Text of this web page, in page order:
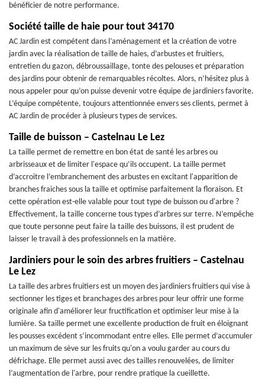
bénéficier de notre performance.
Société taille de haie pour tout 34170
AC Jardin est compétent dans l’aménagement et la création de votre
jardin avec la réalisation de taille de haies, d’arbustes et fruitiers,
entretien du gazon, débroussaillage, tonte des pelouses et préparation
des jardins pour obtenir de remarquables récoltes. Alors, n’hésitez plus à
nous appeler pour qu’on puisse devenir votre équipe de jardiniers favorite.
L’équipe compétente, toujours attentionnée envers ses clients, permet à
AC Jardin de procéder à plusieurs types de services.
Taille de buisson – Castelnau Le Lez
La taille permet de remettre en bon état de santé les arbres ou
arbrisseaux et de limiter l'espace qu’ils occupent. La taille permet
d’accroitre l’embranchement des arbustes en excitant l'apparition de
branches fraiches sous la taille et optimise parfaitement la floraison. Et
cette opération est-elle valable pour tout type de buisson ou d'arbre ?
Effectivement, la taille concerne tous types d’arbres sur terre. N’empêche
que toute personne peut faire la taille des buissons, il est prudent de
laisser le travail à des professionnels en la matière.
Jardiniers pour le soin des arbres fruitiers – Castelnau
Le Lez
La taille des arbres fruitiers est un moyen des jardiniers fruitiers qui vise à
sectionner les tiges et branchages des arbres pour leur offrir une forme
originale afin d'améliorer leur fructification et optimiser leur mise à la
lumière. Sa taille permet une excellente production de fruit en éloignant
les pousses excédent s’incommodant entre elles. Elle permet d’accumuler
un maximum de sève sur les fruits qu'on a voulu garder au cours du
défrichage. Elle permet aussi avec des tailles renouvelées, de limiter
l’augmentation de l'arbre, pour rendre pratique la cueillette.